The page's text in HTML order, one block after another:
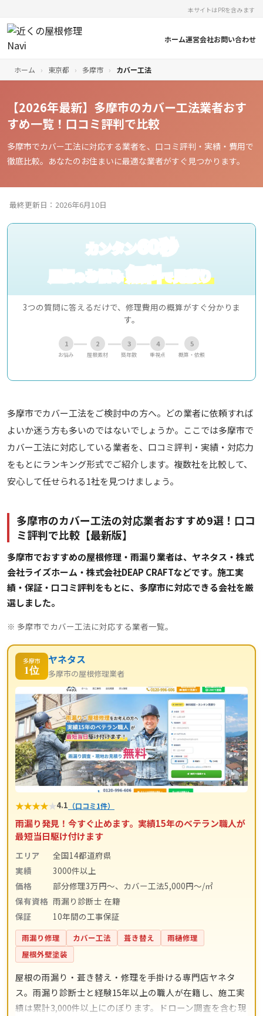
本サイトはPRを含みます
ホーム運営会社お問い合わせ
ホーム › 東京都 › 多摩市 › カバー工法
【2026年最新】多摩市のカバー工法業者おす
すめ一覧！口コミ評判で比較
多摩市でカバー工法に対応する業者を、口コミ評判・実績・費用で
徹底比較。あなたのお住まいに最適な業者がすぐ見つかります。
最終更新日：2026年6月10日
カンタン60秒
屋根のお悩み無料で見積り
3つの質問に答えるだけで、修理費用の概算がすぐ分かりま
す。
1
お悩み
2
屋根素材
3
築年数
4
重視点
5
概算・依頼
多摩市でカバー工法をご検討中の方へ。どの業者に依頼すれば
よいか迷う方も多いのではないでしょうか。ここでは多摩市で
カバー工法に対応している業者を、口コミ評判・実績・対応力
をもとにランキング形式でご紹介します。複数社を比較して、
安心して任せられる1社を見つけましょう。
多摩市のカバー工法の対応業者おすすめ9選！口コ
ミ評判で比較【最新版】
多摩市でおすすめの屋根修理・雨漏り業者は、ヤネタス・株式
会社ライズホーム・株式会社DEAP CRAFTなどです。施工実
績・保証・口コミ評判をもとに、多摩市に対応できる会社を厳
選しました。
※ 多摩市でカバー工法に対応する業者一覧。
多摩市
1位
ヤネタス
多摩市の屋根修理業者
★★★★★4.1 （口コミ1件）
雨漏り発見！今すぐ止めます。実績15年のベテラン職人が
最短当日駆け付けます
エリア
全国14都道府県
実績
3000件以上
価格
部分修理3万円～、カバー工法5,000円～/㎡
保有資格 雨漏り診断士 在籍
保証
10年間の工事保証
雨漏り修理 カバー工法 葺き替え
雨樋修理
屋根外壁塗装
屋根の雨漏り・葺き替え・修理を手掛ける専門店ヤネタ
ス。雨漏り診断士と経験15年以上の職人が在籍し、施工実
績は累計3,000件以上にのぼります。ドローン調査を含む現